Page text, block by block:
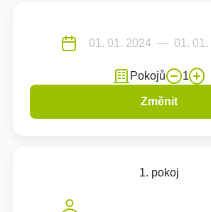
Pokojů 1
Změnit
1. pokoj